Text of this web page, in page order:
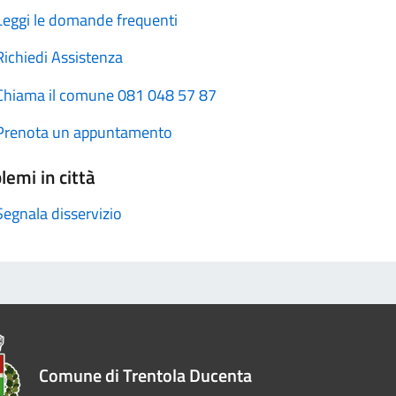
le domande frequenti
Assistenza
il comune 081 048 57 87
un appuntamento
in città
disservizio
Comune di Trentola Ducenta